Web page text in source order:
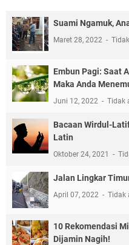
Suami Ngamuk,
Maret 28, 2022
Embun Pagi: Saat
Maka Anda
Juni 12, 2022 Tidak
Bacaan Wirdul-
Latin
Oktober 24, 2021
Jalan Lingkar
April 07, 2022 Tidak
10 Rekomendasi
Dijamin Nagih!